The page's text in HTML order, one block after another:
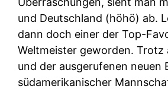
und Deutschland (höhö) ab.
dann doch einer der Top-
Weltmeister geworden. Trotz
und der ausgerufenen neuen
südamerikanischer